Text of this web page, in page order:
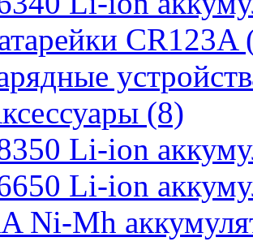
CR123A
(8)
Li-ion
Li-ion
Ni-Mh